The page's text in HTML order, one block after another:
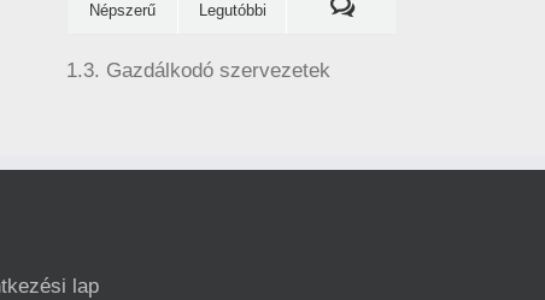
Népszerű Legutóbbi
1.3. Gazdálkodó szervezetek
lap